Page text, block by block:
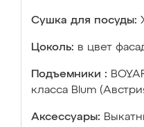
Сушка для посуды:
Цоколь: в цвет
Подъемники :
класса Blum
Аксессуары: